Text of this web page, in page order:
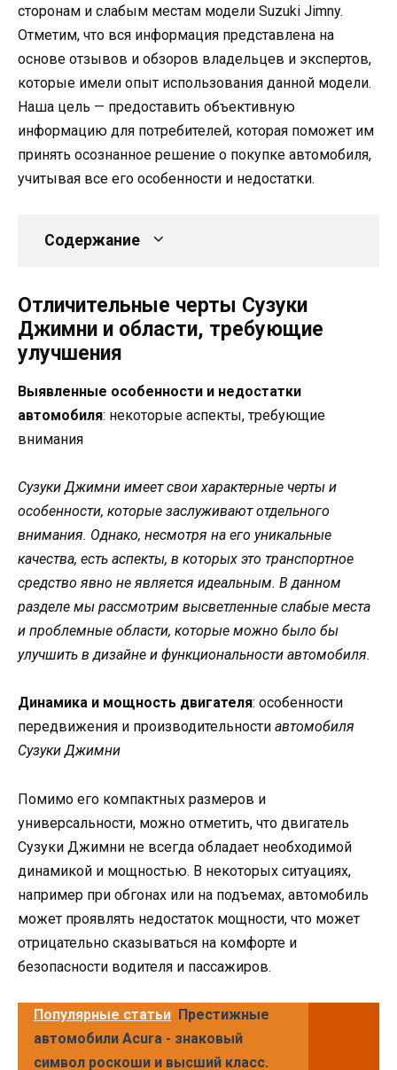
сторонам и слабым местам модели Suzuki Jimny.
Отметим, что вся информация представлена на
основе отзывов и обзоров владельцев и экспертов,
которые имели опыт использования данной модели.
Наша цель — предоставить объективную
информацию для потребителей, которая поможет им
принять осознанное решение о покупке автомобиля,
учитывая все его особенности и недостатки.
Содержание
Отличительные черты Сузуки
Джимни и области, требующие
улучшения
Выявленные особенности и недостатки
автомобиля: некоторые аспекты, требующие
внимания
Сузуки Джимни имеет свои характерные черты и
особенности, которые заслуживают отдельного
внимания. Однако, несмотря на его уникальные
качества, есть аспекты, в которых это транспортное
средство явно не является идеальным. В данном
разделе мы рассмотрим высветленные слабые места
и проблемные области, которые можно было бы
улучшить в дизайне и функциональности автомобиля.
Динамика и мощность двигателя: особенности
передвижения и производительности автомобиля
Сузуки Джимни
Помимо его компактных размеров и
универсальности, можно отметить, что двигатель
Сузуки Джимни не всегда обладает необходимой
динамикой и мощностью. В некоторых ситуациях,
например при обгонах или на подъемах, автомобиль
может проявлять недостаток мощности, что может
отрицательно сказываться на комфорте и
безопасности водителя и пассажиров.
Популярные статьи Престижные
автомобили Acura - знаковый
символ роскоши и высший класс.